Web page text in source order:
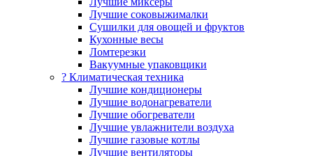
Лучшие соковыжималки
Сушилки для овощей и фруктов
Кухонные весы
Ломтерезки
Вакуумные упаковщики
?️ Климатическая техника
Лучшие кондиционеры
Лучшие водонагреватели
Лучшие обогреватели
Лучшие увлажнители воздуха
Лучшие газовые котлы
Лучшие вентиляторы